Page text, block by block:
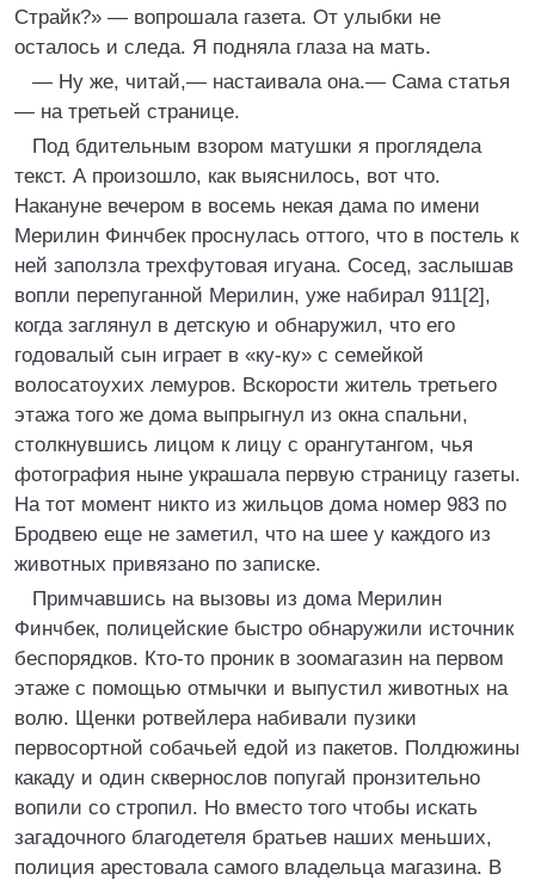
Страйк?» — вопрошала газета. От улыбки не
осталось и следа. Я подняла глаза на мать.
— Ну же, читай,— настаивала она.— Сама статья
— на третьей странице.
Под бдительным взором матушки я проглядела
текст. А произошло, как выяснилось, вот что.
Накануне вечером в восемь некая дама по имени
Мерилин Финчбек проснулась оттого, что в постель к
ней заползла трехфутовая игуана. Сосед, заслышав
вопли перепуганной Мерилин, уже набирал 911[2],
когда заглянул в детскую и обнаружил, что его
годовалый сын играет в «ку-ку» с семейкой
волосатоухих лемуров. Вскорости житель третьего
этажа того же дома выпрыгнул из окна спальни,
столкнувшись лицом к лицу с орангутангом, чья
фотография ныне украшала первую страницу газеты.
На тот момент никто из жильцов дома номер 983 по
Бродвею еще не заметил, что на шее у каждого из
животных привязано по записке.
Примчавшись на вызовы из дома Мерилин
Финчбек, полицейские быстро обнаружили источник
беспорядков. Кто-то проник в зоомагазин на первом
этаже с помощью отмычки и выпустил животных на
волю. Щенки ротвейлера набивали пузики
первосортной собачьей едой из пакетов. Полдюжины
какаду и один сквернослов попугай пронзительно
вопили со стропил. Но вместо того чтобы искать
загадочного благодетеля братьев наших меньших,
полиция арестовала самого владельца магазина. В